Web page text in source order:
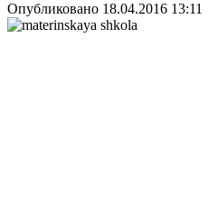
Опубликовано 18.04.2016 13:11